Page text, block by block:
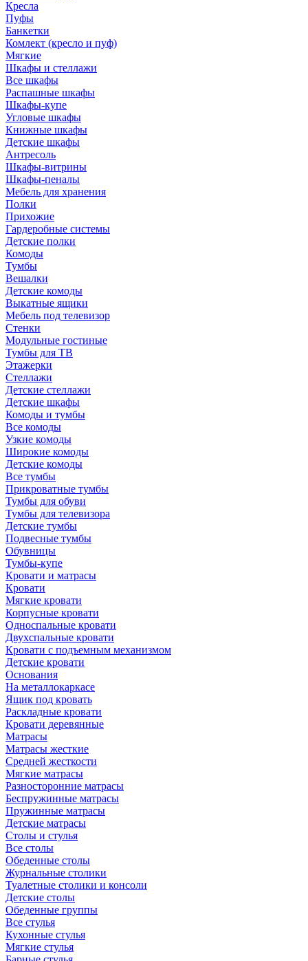
Кресла
Пуфы
Банкетки
Комлект (кресло и пуф)
Мягкие
Шкафы и стеллажи
Все шкафы
Распашные шкафы
Шкафы-купе
Угловые шкафы
Книжные шкафы
Детские шкафы
Антресоль
Шкафы-витрины
Шкафы-пеналы
Мебель для хранения
Полки
Прихожие
Гардеробные системы
Детские полки
Комоды
Тумбы
Вешалки
Детские комоды
Выкатные ящики
Мебель под телевизор
Стенки
Модульные гостиные
Тумбы для ТВ
Этажерки
Стеллажи
Детские стеллажи
Детские шкафы
Комоды и тумбы
Все комоды
Узкие комоды
Широкие комоды
Детские комоды
Все тумбы
Прикроватные тумбы
Тумбы для обуви
Тумбы для телевизора
Детские тумбы
Подвесные тумбы
Обувницы
Тумбы-купе
Кровати и матрасы
Кровати
Мягкие кровати
Корпусные кровати
Односпальные кровати
Двухспальные кровати
Кровати с подъемным механизмом
Детские кровати
Основания
На металлокаркасе
Ящик под кровать
Раскладные кровати
Кровати деревянные
Матрасы
Матрасы жесткие
Средней жесткости
Мягкие матрасы
Разносторонние матрасы
Беспружинные матрасы
Пружинные матрасы
Детские матрасы
Столы и стулья
Все столы
Обеденные столы
Журнальные столики
Туалетные столики и консоли
Детские столы
Обеденные группы
Все стулья
Кухонные стулья
Мягкие стулья